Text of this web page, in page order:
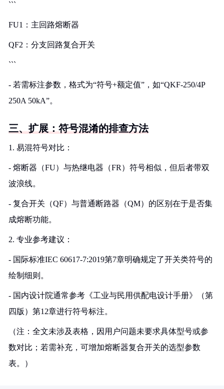
```
FU1：主回路熔断器
QF2：分支回路复合开关
```
- 若需标注参数，格式为“符号+额定值”，如“QKF-250/4P
250A 50kA”。
三、扩展：符号混淆的排查方法
1. 易混符号对比：
- 熔断器（FU）与热继电器（FR）符号相似，但后者带双
波浪线。
- 复合开关（QF）与普通断路器（QM）的区别在于是否集
成熔断功能。
2. 专业参考建议：
- 国际标准IEC 60617-7:2019第7章明确规定了开关类符号的
绘制细则。
- 国内设计院通常参考《工业与民用供配电设计手册》（第
四版）第12章进行符号标注。
（注：全文未涉及表格，因用户问题未要求具体型号或参
数对比；若需补充，可增加熔断器复合开关的选型参数
表。）